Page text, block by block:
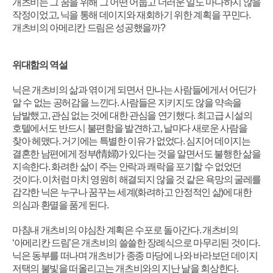
개츠비는 그 꿈을 위해 그 어떤 어둡고 더러운 일도 마다하지 않을
작정이었고, 닉을 통해 데이지와 재회하기 위한 계획을 꾸민다.
개츠비의 아메리칸 드림은 성공했을까?
위대함의 역설
닉은 개츠비의 삶과 엮이게 되면서 만나는 사람들에게서 어딘가
알 수 없는 공허감을 느낀다.사람들은 지키지도 않을 약속을
남발했고,관심 없는 것에 대한 관심을 연기했다. 최고급 시설의
호텔에서도 반드시 불편함을 발견하고, 날마다 새로운 사람을
찾아 헤맸다.거기에는 특별한 이유가 없었다.심지어 데이지는
결혼한 남편에게 정부(情婦)가 있다는 것을 알면서도 불행한 삶을
지속한다.화려한 삶이 주는 안락과 쾌락을 포기할 수 없었던
것이다.이처럼 마치 영원히 해결되지 않을 것 같은 욕망의 굴레를
감각한 닉은 누구나 꿈꾸는 세계 (화려하고 안정적인 삶)에 대한
의심과 환멸을 품게 된다.
마침내 개츠비의 야심찬 계획은 수포로 돌아간다.개츠비의
‘아메리칸 드림’은 개츠비의 쓸쓸한 장례식으로 마무리된 것이다.
닉은 동부를 떠나며 개츠비가 종종 마당에 나와 바라보던 데이지
저택의 불빛을 떠올리고는 개츠비와의 지난 날을 회상한다.